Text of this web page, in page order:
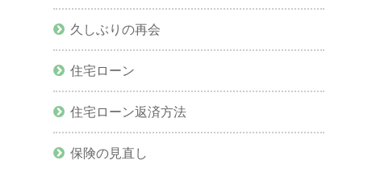
久しぶりの再会
住宅ローン
住宅ローン返済方法
保険の見直し